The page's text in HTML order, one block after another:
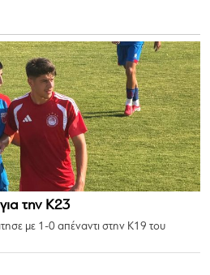
την Κ23
με 1-0 απέναντι στην Κ19 του